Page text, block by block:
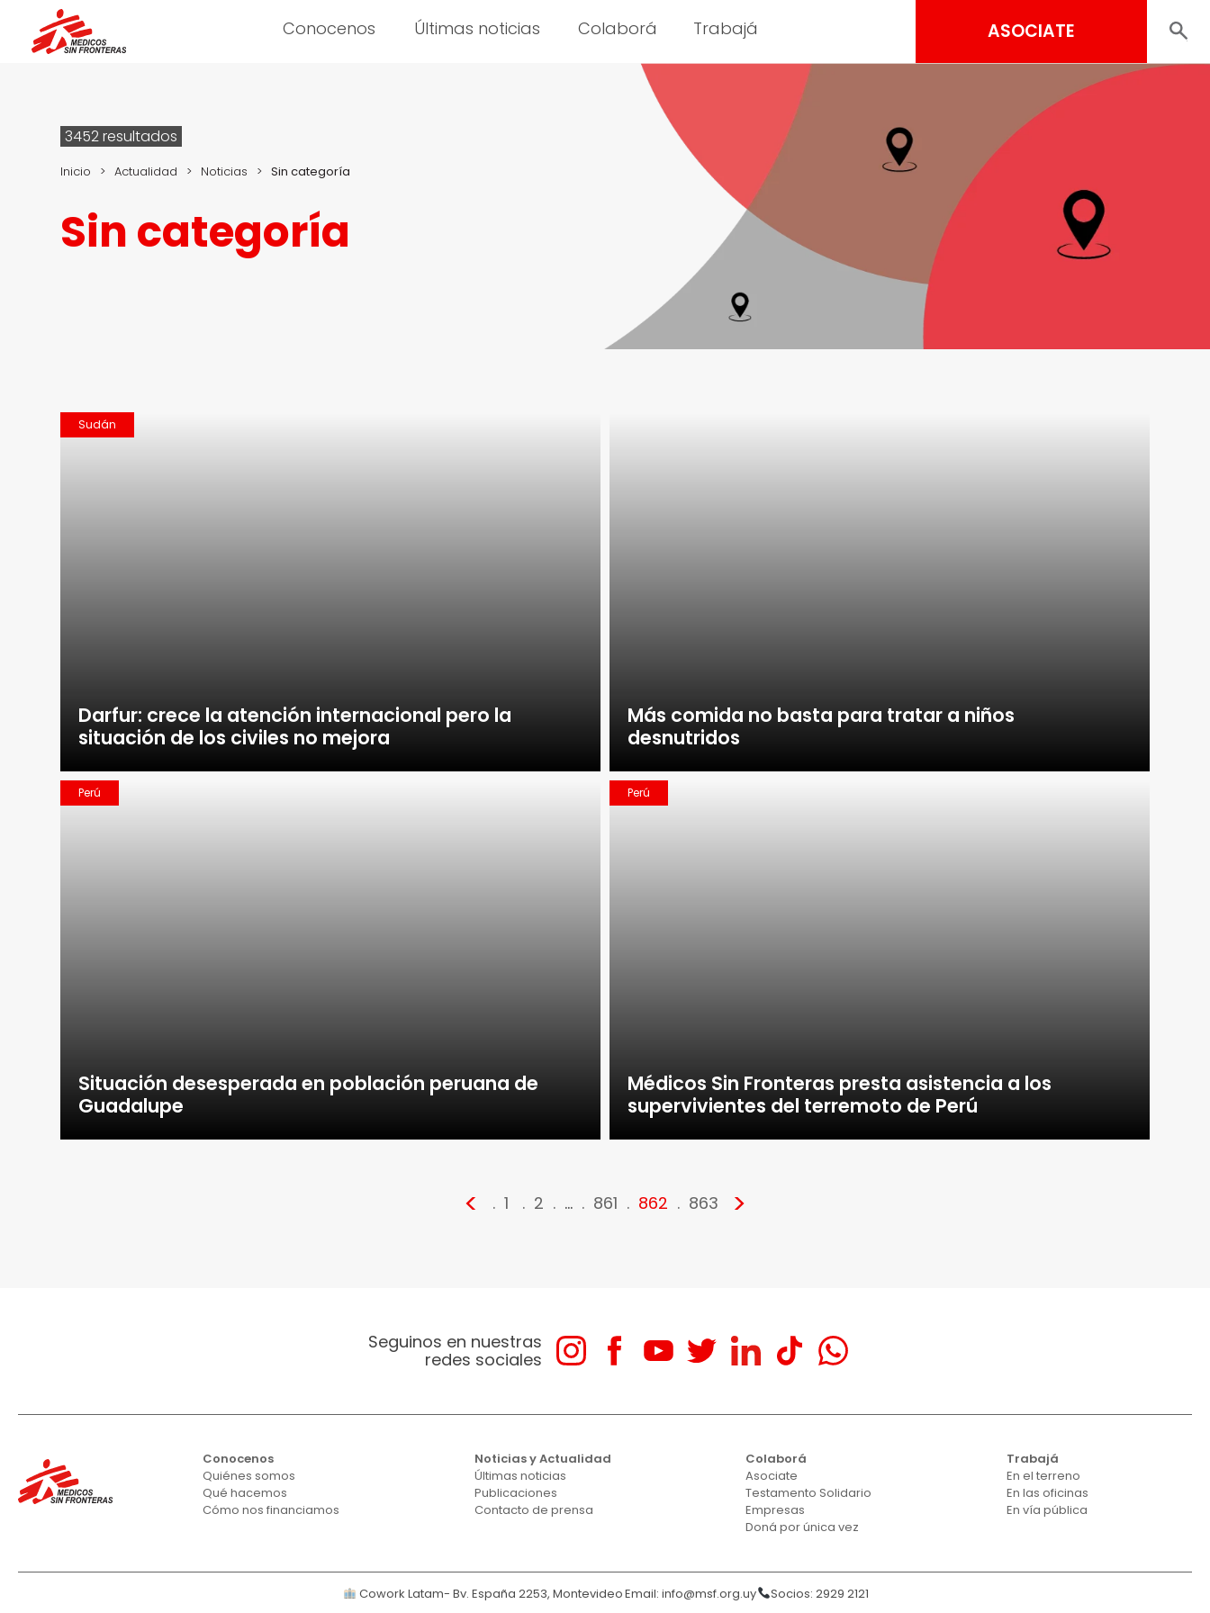
Conocenos Últimas noticias Colaborá Trabajá ASOCIATE
3452 resultados
Inicio > Actualidad > Noticias > Sin categoría
Sin categoría
Sudán
Darfur: crece la atención internacional pero la
situación de los civiles no mejora
Más comida no basta para tratar a niños
desnutridos
Perú
Situación desesperada en población peruana de
Guadalupe
Perú
Médicos Sin Fronteras presta asistencia a los
supervivientes del terremoto de Perú
< 1 2 … 861 862 863 >
Seguinos en nuestras
redes sociales
Conocenos
Quiénes somos
Qué hacemos
Cómo nos financiamos
Noticias y Actualidad
Últimas noticias
Publicaciones
Contacto de prensa
Colaborá
Asociate
Testamento Solidario
Empresas
Doná por única vez
Trabajá
En el terreno
En las oficinas
En vía pública
Cowork Latam- Bv. España 2253, MontevideoEmail: info@msf.org.uy Socios: 2929 2121